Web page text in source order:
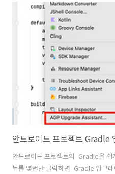
maven { url "https://www.jitpack.io" } }
안드로이드 프로젝트 Gradle
안드로이드 프로젝트의 Gradle을 쉽
뉴를 몇번만 클릭하면 Gradle 업그